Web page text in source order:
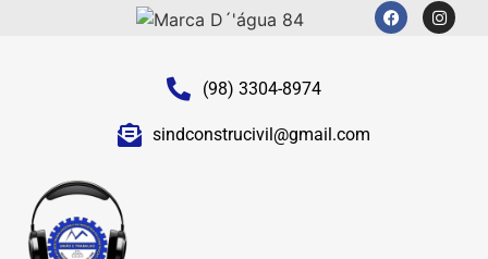
(98) 3304-8974
sindconstrucivil@gmail.com